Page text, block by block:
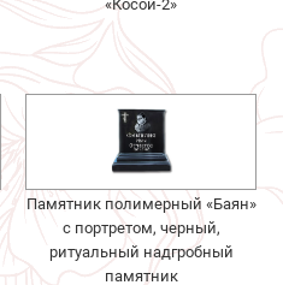
«Косой-2»
Памятник полимерный «Баян»
с портретом, черный,
ритуальный надгробный
памятник